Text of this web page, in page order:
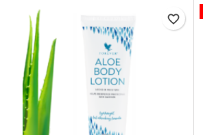
favorite_border